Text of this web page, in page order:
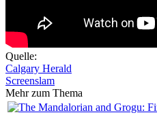
Quelle:
Calgary Herald
Screenslam
Mehr zum Thema